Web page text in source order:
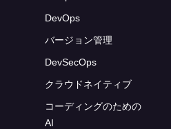
DevOps
バージョン管理
DevSecOps
クラウドネイティブ
コーディングのための
AI